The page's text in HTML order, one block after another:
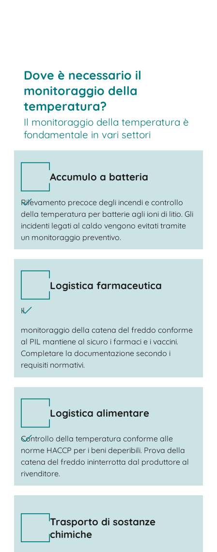
Dove è necessario il
monitoraggio della
temperatura?
Il monitoraggio della temperatura è
fondamentale in vari settori
Accumulo a batteria
Rilevamento precoce degli incendi e controllo
della temperatura per batterie agli ioni di litio. Gli
incidenti legati al caldo vengono evitati tramite
un monitoraggio preventivo.
Logistica farmaceutica
Il
monitoraggio della catena del freddo conforme
al PIL mantiene al sicuro i farmaci e i vaccini.
Completare la documentazione secondo i
requisiti normativi.
Logistica alimentare
Controllo della temperatura conforme alle
norme HACCP per i beni deperibili. Prova della
catena del freddo ininterrotta dal produttore al
rivenditore.
Trasporto di sostanze
chimiche